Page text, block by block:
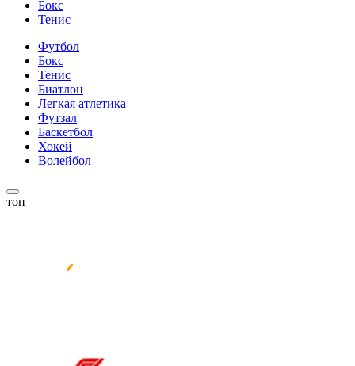
Бокс
Тенис
Футбол
Бокс
Тенис
Биатлон
Легкая атлетика
Футзал
Баскетбол
Хокей
Волейбол
топ